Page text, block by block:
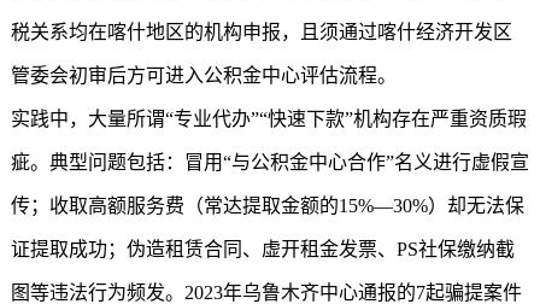
税关系均在喀什地区的机构申报，且须通过喀什经济开发区
管委会初审后方可进入公积金中心评估流程。
实践中，大量所谓“专业代办”“快速下款”机构存在严重资质瑕
疵。典型问题包括：冒用“与公积金中心合作”名义进行虚假宣
传；收取高额服务费（常达提取金额的15%—30%）却无法保
证提取成功；伪造租赁合同、虚开租金发票、PS社保缴纳截
图等违法行为频发。2023年乌鲁木齐中心通报的7起骗提案件